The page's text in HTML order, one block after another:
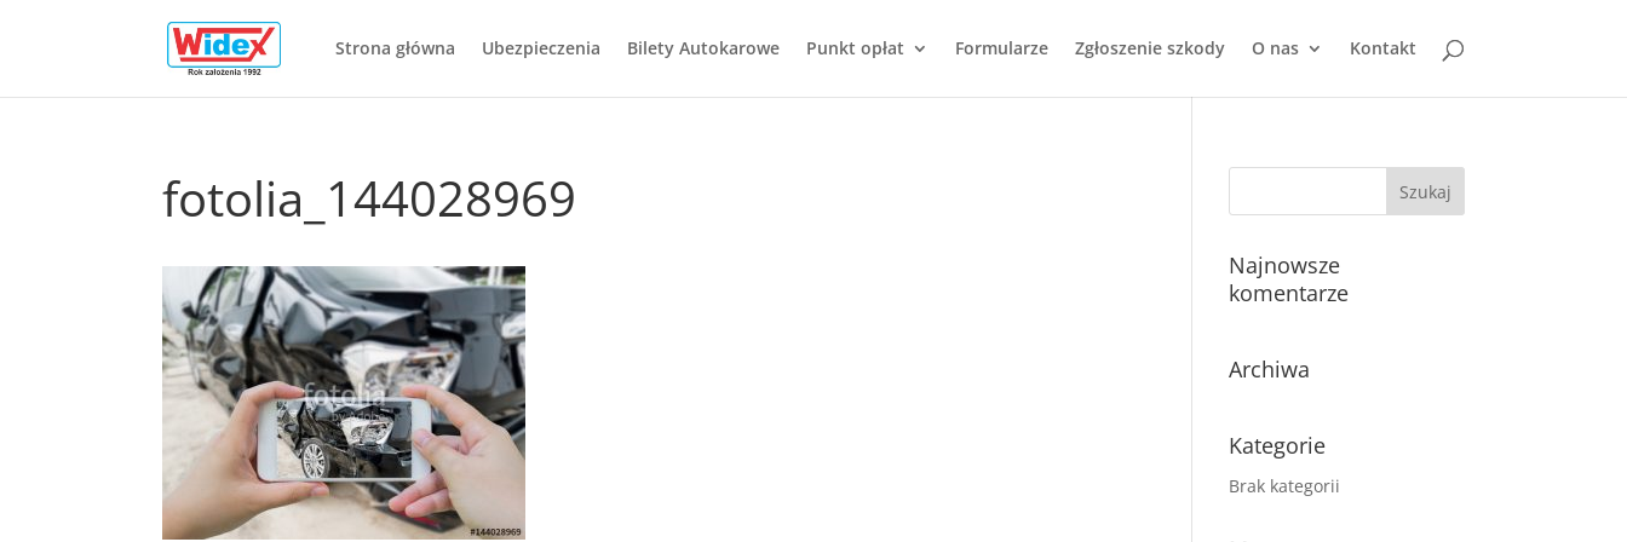
Strona główna Ubezpieczenia Bilety Autokarowe Punkt opłat Formularze Zgłoszenie szkody O nas Kontakt
fotolia_144028969
Najnowsze
komentarze
Archiwa
Kategorie
Brak kategorii